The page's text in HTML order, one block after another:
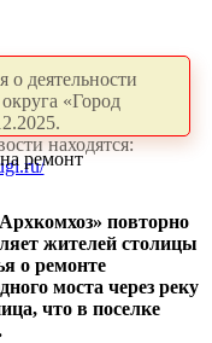
о деятельности
«Город
находятся:
ремонт
повторно
жителей столицы
о ремонте
моста через реку
что в поселке